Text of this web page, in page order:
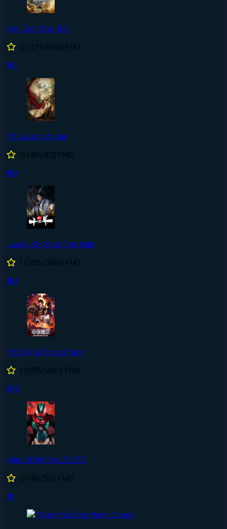
Vạn Giới Độc Tôn
0 (471/800) FHD
#7
Thủy Long Ngâm
0 (40/40) FHD
#8
Luyện Khí Mười Vạn Năm
1 (365/380) FHD
#9
Thôn Phệ Tinh Không
1 (235/280) FHD
#10
Hiệp Sĩ Mặt Nạ ZEZTZ
0 (46/50) FHD
#1